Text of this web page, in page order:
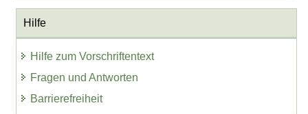
Hilfe
Hilfe zum Vorschriftentext
Fragen und Antworten
Barrierefreiheit